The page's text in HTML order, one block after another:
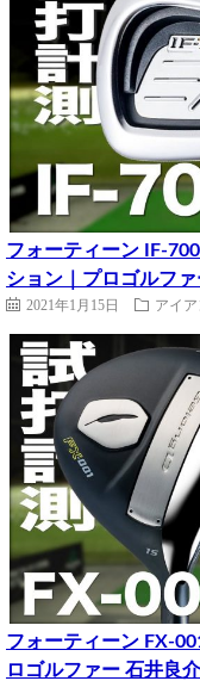
フォーティーン IF-
ション｜プロゴルフ
2021年1月15日 アイ
フォーティーン FX-
ロゴルファー 石井良介